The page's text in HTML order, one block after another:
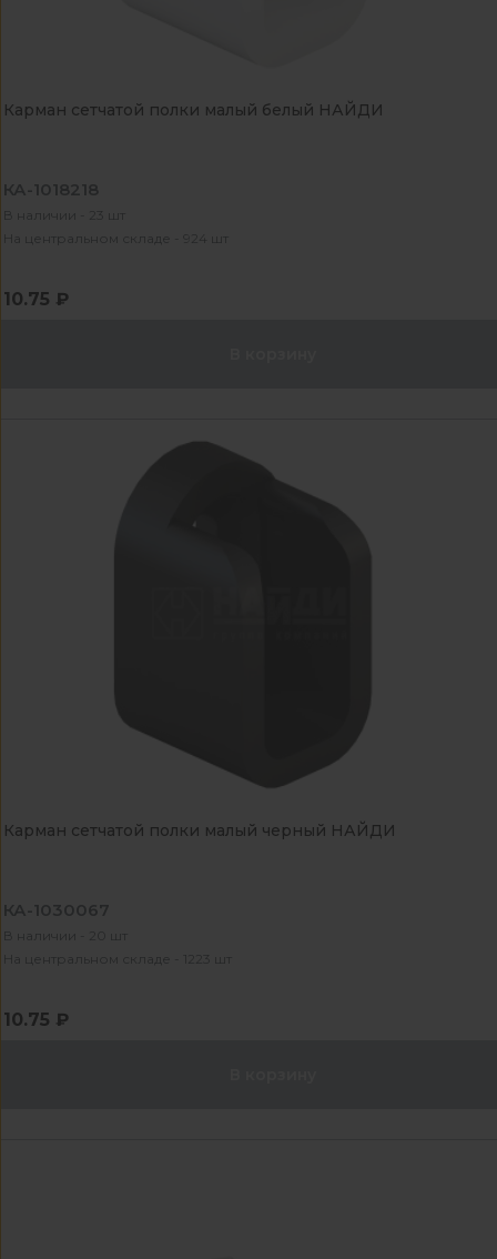
Карман сетчатой полки малый белый НАЙДИ
КА-1018218
В наличии - 23 шт
На центральном складе - 924 шт
10.75 ₽
Карман сетчатой полки малый черный НАЙДИ
КА-1030067
В наличии - 20 шт
На центральном складе - 1223 шт
10.75 ₽